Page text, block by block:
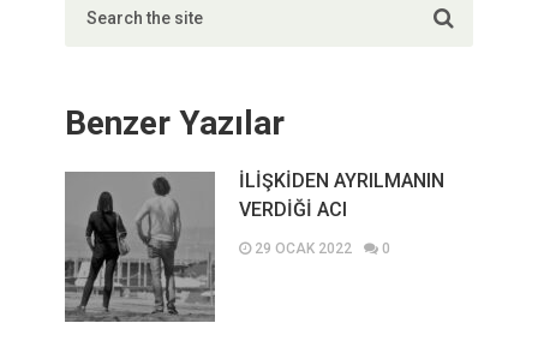
Benzer Yazılar
İLİŞKİDEN AYRILMANIN
VERDİĞİ ACI
29 OCAK 2022 0